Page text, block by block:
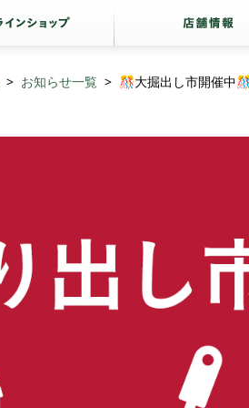
お知らせ一覧 🎊大掘出し市開催中